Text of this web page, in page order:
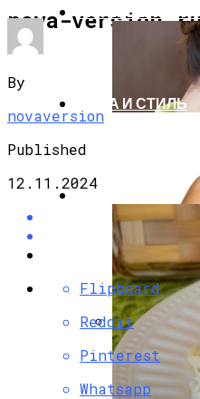
nova- ИНТЕРЕСНОЕ И
Соседи
Дому
МОДА И СТИЛЬ
РЕЦЕПТЫ
By
novaversion
Published
12.11.2024
Flipboard
Reddit
Pinterest
Whatsapp